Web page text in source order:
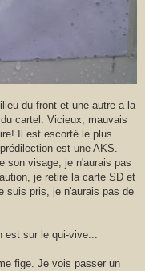
du front et une autre a la
cartel. Vicieux, mauvais
Il est escorté le plus
est une AKS.
son visage, je n'aurais pas
je retire la carte SD et
suis pris, je n'aurais pas de
est sur le qui-vive...
fige. Je vois passer un